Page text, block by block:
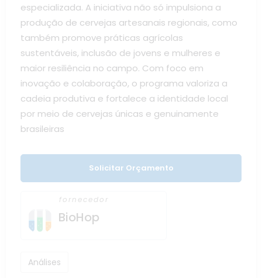
especializada. A iniciativa não só impulsiona a
produção de cervejas artesanais regionais, como
também promove práticas agrícolas
sustentáveis, inclusão de jovens e mulheres e
maior resiliência no campo. Com foco em
inovação e colaboração, o programa valoriza a
cadeia produtiva e fortalece a identidade local
por meio de cervejas únicas e genuinamente
brasileiras
Solicitar Orçamento
fornecedor
BioHop
Análises